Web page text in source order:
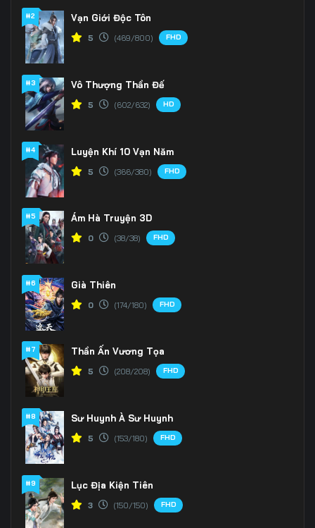
#2 Vạn Giới Độc Tôn
5 (469/800) FHD
#3 Vô Thượng Thần Đế
5 (602/632) HD
#4 Luyện Khí 10 Vạn Năm
5 (366/380) FHD
#5 Ám Hà Truyện 3D
0 (38/38) FHD
#6 Già Thiên
0 (174/180) FHD
#7 Thần Ấn Vương Tọa
5 (208/208) FHD
#8 Sư Huynh À Sư Huynh
5 (153/180) FHD
#9 Lục Địa Kiện Tiên
3 (150/150) FHD